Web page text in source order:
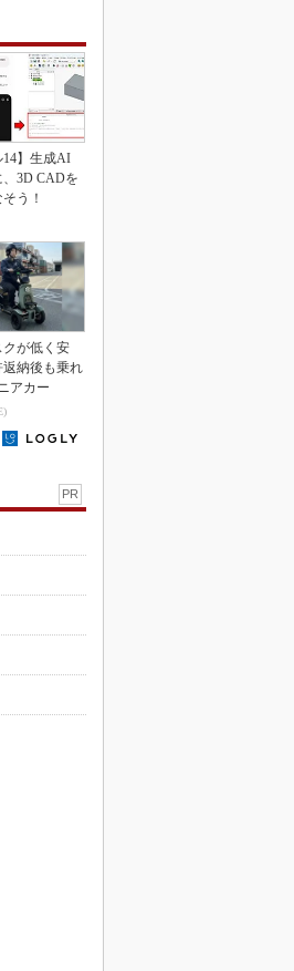
14】生成AI
、3D CADを
う！
クが低く安
返納後も乗れ
アカー
PR